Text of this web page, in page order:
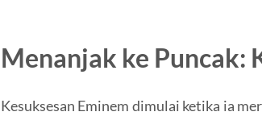
Menanjak ke Puncak:
Kesuksesan Eminem dimulai ketika ia